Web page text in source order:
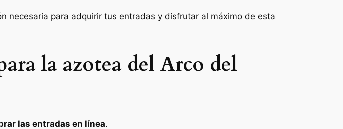
necesaria para adquirir tus entradas y disfrutar al máximo de esta
la azotea del Arco del
las entradas en línea.